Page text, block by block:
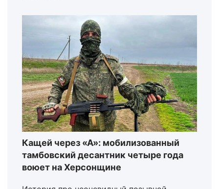
Кащей через «А»: мобилизованный
тамбовский десантник четыре года
воюет на Херсонщине